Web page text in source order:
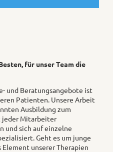
für unser Team die
und Beratungsangebote ist
Patienten. Unsere Arbeit
Ausbildung zum
jeder Mitarbeiter
und sich auf einzelne
Geht es um junge
unserer Therapien